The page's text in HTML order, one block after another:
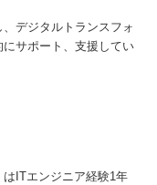
デジタルトランスフォ
サポート、支援してい
はITエンジニア経験1年